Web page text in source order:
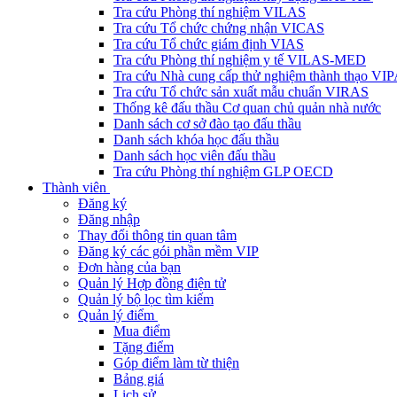
Tra cứu Phòng thí nghiệm VILAS
Tra cứu Tổ chức chứng nhận VICAS
Tra cứu Tổ chức giám định VIAS
Tra cứu Phòng thí nghiệm y tế VILAS-MED
Tra cứu Nhà cung cấp thử nghiệm thành thạo
Tra cứu Tổ chức sản xuất mẫu chuẩn VIRAS
Thống kê đấu thầu Cơ quan chủ quản nhà nước
Danh sách cơ sở đào tạo đấu thầu
Danh sách khóa học đấu thầu
Danh sách học viên đấu thầu
Tra cứu Phòng thí nghiệm GLP OECD
Thành viên
Đăng ký
Đăng nhập
Thay đổi thông tin quan tâm
Đăng ký các gói phần mềm VIP
Đơn hàng của bạn
Quản lý Hợp đồng điện tử
Quản lý bộ lọc tìm kiếm
Quản lý điểm
Mua điểm
Tặng điểm
Góp điểm làm từ thiện
Bảng giá